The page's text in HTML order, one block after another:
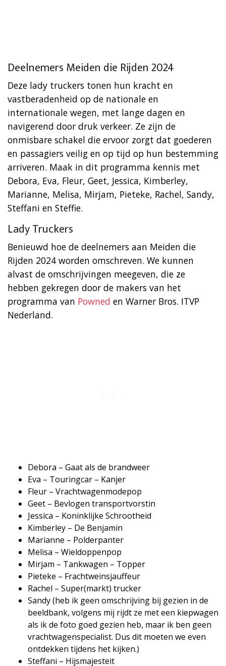
Deelnemers Meiden die Rijden 2024
Deze lady truckers tonen hun kracht en
vastberadenheid op de nationale en
internationale wegen, met lange dagen en
navigerend door druk verkeer. Ze zijn de
onmisbare schakel die ervoor zorgt dat goederen
en passagiers veilig en op tijd op hun bestemming
arriveren. Maak in dit programma kennis met
Debora, Eva, Fleur, Geet, Jessica, Kimberley,
Marianne, Melisa, Mirjam, Pieteke, Rachel, Sandy,
Steffani en Steffie.
Lady Truckers
Benieuwd hoe de deelnemers aan Meiden die
Rijden 2024 worden omschreven. We kunnen
alvast de omschrijvingen meegeven, die ze
hebben gekregen door de makers van het
programma van Powned en Warner Bros. ITVP
Nederland.
Debora – Gaat als de brandweer
Eva – Touringcar – Kanjer
Fleur – Vrachtwagenmodepop
Geet – Bevlogen transportvorstin
Jessica – Koninklijke Schrootheid
Kimberley – De Benjamin
Marianne – Polderpanter
Melisa – Wieldoppenpop
Mirjam – Tankwagen – Topper
Pieteke – Frachtweinsjauffeur
Rachel – Super(markt) trucker
Sandy (heb ik geen omschrijving bij gezien in de
beeldbank, volgens mij rijdt ze met een kiepwagen
als ik de foto goed gezien heb, maar ik ben geen
vrachtwagenspecialist. Dus dit moeten we even
ontdekken tijdens het kijken.)
Steffani – Hijsmajesteit